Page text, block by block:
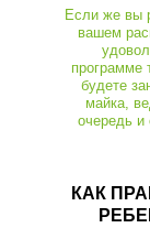
Если же вы
вашем
программе
будете
майка,
очередь
КАК